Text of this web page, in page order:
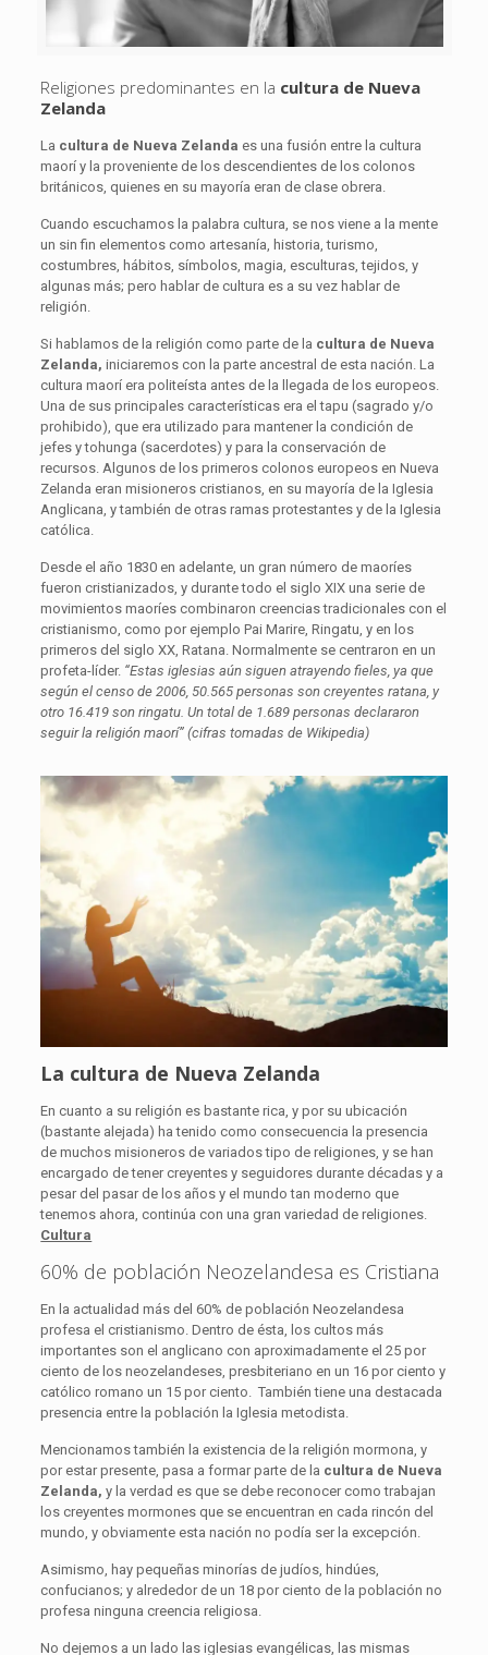
Religiones predominantes en la cultura de Nueva
Zelanda
La cultura de Nueva Zelanda es una fusión entre la cultura
maorí y la proveniente de los descendientes de los colonos
británicos, quienes en su mayoría eran de clase obrera.
Cuando escuchamos la palabra cultura, se nos viene a la mente
un sin fin elementos como artesanía, historia, turismo,
costumbres, hábitos, símbolos, magia, esculturas, tejidos, y
algunas más; pero hablar de cultura es a su vez hablar de
religión.
Si hablamos de la religión como parte de la cultura de Nueva
Zelanda,iniciaremos con la parte ancestral de esta nación. La
cultura maorí era politeísta antes de la llegada de los europeos.
Una de sus principales características era el tapu (sagrado y/o
prohibido), que era utilizado para mantener la condición de
jefes y tohunga (sacerdotes) y para la conservación de
recursos. Algunos de los primeros colonos europeos en Nueva
Zelanda eran misioneros cristianos, en su mayoría de la Iglesia
Anglicana, y también de otras ramas protestantes y de la Iglesia
católica.
Desde el año 1830 en adelante, un gran número de maoríes
fueron cristianizados, y durante todo el siglo XIX una serie de
movimientos maoríes combinaron creencias tradicionales con el
cristianismo, como por ejemplo Pai Marire, Ringatu, y en los
primeros del siglo XX, Ratana. Normalmente se centraron en un
profeta-líder. “Estas iglesias aún siguen atrayendo fieles, ya que
según el censo de 2006, 50.565 personas son creyentes ratana, y
otro 16.419 son ringatu. Un total de 1.689 personas declararon
seguir la religión maorí” (cifras tomadas de Wikipedia)
La cultura de Nueva Zelanda
En cuanto a su religión es bastante rica, y por su ubicación
(bastante alejada) ha tenido como consecuencia la presencia
de muchos misioneros de variados tipo de religiones, y se han
encargado de tener creyentes y seguidores durante décadas y a
pesar del pasar de los años y el mundo tan moderno que
tenemos ahora, continúa con una gran variedad de religiones.
Cultura
60% de población Neozelandesa es Cristiana
En la actualidad más del 60% de población Neozelandesa
profesa el cristianismo. Dentro de ésta, los cultos más
importantes son el anglicano con aproximadamente el 25 por
ciento de los neozelandeses, presbiteriano en un 16 por ciento y
católico romano un 15 por ciento. También tiene una destacada
presencia entre la población la Iglesia metodista.
Mencionamos también la existencia de la religión mormona, y
por estar presente, pasa a formar parte de la cultura de Nueva
Zelanda, y la verdad es que se debe reconocer como trabajan
los creyentes mormones que se encuentran en cada rincón del
mundo, y obviamente esta nación no podía ser la excepción.
Asimismo, hay pequeñas minorías de judíos, hindúes,
confucianos; y alrededor de un 18 por ciento de la población no
profesa ninguna creencia religiosa.
No dejemos a un lado las iglesias evangélicas, las mismas